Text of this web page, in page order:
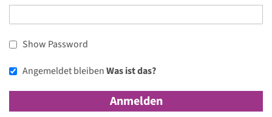
Show Password
Angemeldet bleibenWas ist das?
Anmelden